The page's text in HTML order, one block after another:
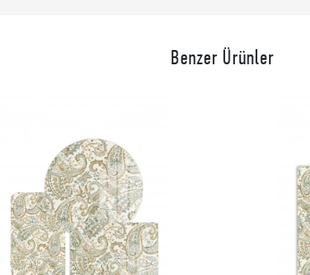
Benzer Ürünler